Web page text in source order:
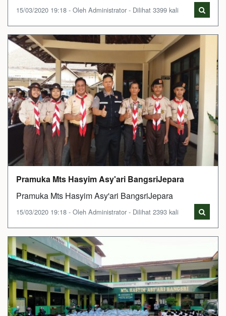
15/03/2020 19:18 - Oleh Administrator - Dilihat 3399 kali
Pramuka Mts Hasyim Asy'ari BangsriJepara
Pramuka Mts Hasyim Asy'ari BangsriJepara
15/03/2020 19:18 - Oleh Administrator - Dilihat 2393 kali